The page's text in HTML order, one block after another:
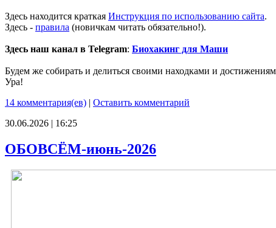
Здесь находится краткая Инструкция по использованию сайта.
Здесь - правила (новичкам читать обязательно!).
Здесь наш канал в Telegram: Биохакинг для Маши
Будем же собирать и делиться своими находками и
Ура!
14 комментария(ев) | Оставить комментарий
30.06.2026 | 16:25
ОБОВСЁМ-июнь-2026